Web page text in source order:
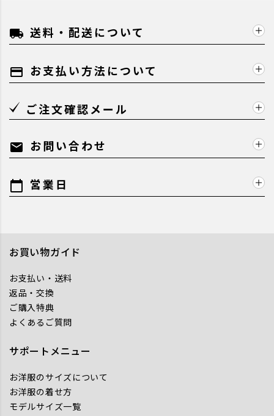
local_shipping 送料・配送について
payment お支払い方法について
ご注文確認メール
mail お問い合わせ
calendar_today 営業日
お買い物ガイド
お支払い・送料
返品・交換
ご購入特典
よくあるご質問
サポートメニュー
お洋服のサイズについて
お洋服の着せ方
モデルサイズ一覧